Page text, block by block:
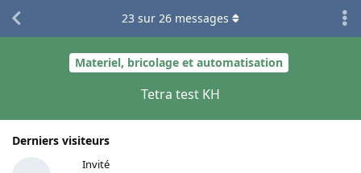
Materiel, bricolage et automatisation
Tetra test KH
Derniers visiteurs
Invité
23 sur 26 messages